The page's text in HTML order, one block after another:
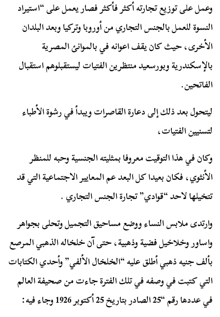
وعمل على توزيع تجارته أكثر فأكثر فصار يعمل على “استيراد
النسوة للعمل بالجنس التجاري من أوروبا وتركيا وبعد البلدان
الأخرى، حيث كان يقف اعوانه في بالموانئ المصرية
بالإسكندرية وبورسعيد منتظرين الفتيات ليستقبلوهم استقبال
الفاتحين.
ليتحول بعد ذلك إلى دعارة القاصرات ويبدأ في رشوة الأطباء
لتسنيين الفتيات،
وكان في هذا التوقيت معروفا بمثليته الجنسية وحبه للمنظر
الأنثوي، فكان بعيدا كل البعد عم المعايير الاجتماعية التي قد
تتخيلها لاحد “قوادي” تجارة الجنس التجاري .
وارتدى ملابس النساء ووضع مساحيق التجميل وتحلى بجواهر
واساور وخلاخيل فضية وذهبية، حتى آن خلخاله الذهبي المرصع
بألف جنيه ذهبي أطلق عليه “الخلخال الألفي” وأحدي الكتابات
التي كتبت في وصفه في تلك الفترة جاءت من صحيفة العالم
في عددها رقم “25 الصادر بتاريخ 25 أكتوبر 1926 وجاء فيه: